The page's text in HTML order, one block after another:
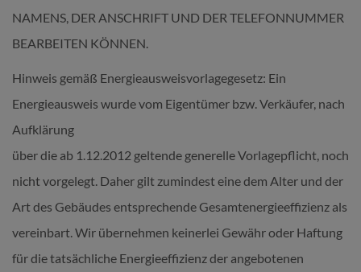
NAMENS, DER ANSCHRIFT UND DER TELEFONNUMMER
BEARBEITEN KÖNNEN.
Hinweis gemäß Energieausweisvorlagegesetz: Ein
Energieausweis wurde vom Eigentümer bzw. Verkäufer, nach
Aufklärung
über die ab 1.12.2012 geltende generelle Vorlagepflicht, noch
nicht vorgelegt. Daher gilt zumindest eine dem Alter und der
Art des Gebäudes entsprechende Gesamtenergieeffizienz als
vereinbart. Wir übernehmen keinerlei Gewähr oder Haftung
für die tatsächliche Energieeffizienz der angebotenen